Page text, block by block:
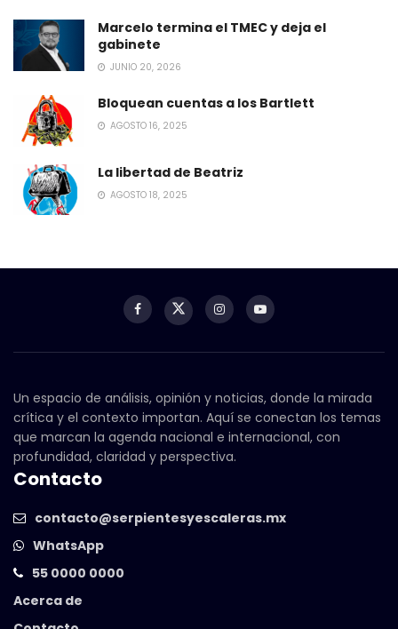
Marcelo termina el TMEC y deja el
gabinete
JUNIO 20, 2026
Bloquean cuentas a los Bartlett
AGOSTO 16, 2025
La libertad de Beatriz
AGOSTO 18, 2025
Un espacio de análisis, opinión y noticias, donde la mirada
crítica y el contexto importan. Aquí se conectan los temas
que marcan la agenda nacional e internacional, con
profundidad, claridad y perspectiva.
Contacto
contacto@serpientesyescaleras.mx
WhatsApp
55 0000 0000
Acerca de